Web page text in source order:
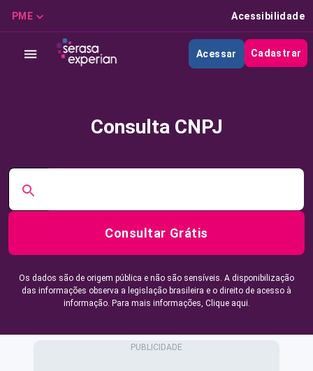
PME Acessibilidade
Acessar Cadastrar
Consulta CNPJ
Consultar Grátis
Os dados são de origem pública e não são sensíveis. A disponibilização
das informações observa a legislação brasileira e o direito de acesso à
informação. Para mais informações, Clique aqui.